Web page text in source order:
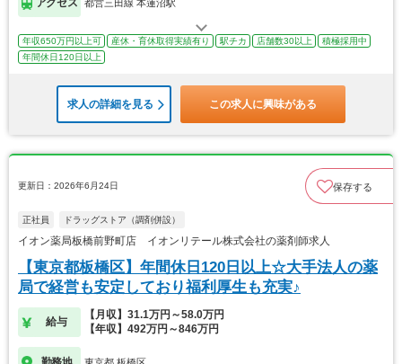
都営三田線 本蓮沼駅
年収650万円以上可 産休・育休取得実績有り 駅チカ 店舗数30以上
積極採用中
年間休日120日以上
求人の詳細を見る この求人に興味がある
更新日：2026年6月24日 保存する
正社員 ドラッグストア（調剤併設）
イオン薬局板橋前野町店 イオンリテール株式会社の薬剤師求人
【東京都板橋区】年間休日120日以上☆大手法人の薬
局で経営も安定しており福利厚生も充実♪
給与
【月収】31.1万円～58.0万円
【年収】492万円～846万円